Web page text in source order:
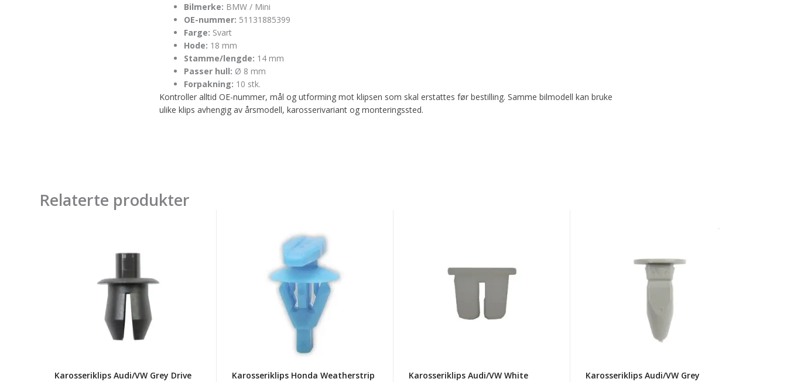
Bilmerke: BMW / Mini
OE-nummer: 51131885399
Farge: Svart
Hode: 18 mm
Stamme/lengde: 14 mm
Passer hull: Ø 8 mm
Forpakning: 10 stk.
Kontroller alltid OE-nummer, mål og utforming mot klipsen som skal erstattes før bestilling. Samme bilmodell kan bruke
ulike klips avhengig av årsmodell, karosserivariant og monteringssted.
Relaterte produkter
Karosseriklips Audi/VW Grey Drive
Karosseriklips
Weatherstrip
Karosseriklips Honda Weatherstrip
Karosseriklips Audi/VW White
Karosseriklips Audi/VW Grey